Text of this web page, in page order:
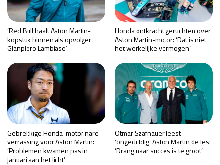
‘Red Bull haalt Aston Martin-
kopstuk binnen als opvolger
Gianpiero Lambiase’
Honda ontkracht geruchten over
Aston Martin-motor: ‘Dat is niet
het werkelijke vermogen’
Gebrekkige Honda-motor nare
verrassing voor Aston Martin:
‘Problemen kwamen pas in
januari aan het licht’
Otmar Szafnauer leest
‘ongeduldig’ Aston Martin de les:
‘Drang naar succes is te groot’